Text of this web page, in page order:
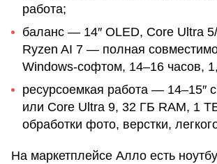
работа;
баланс — 14″ OLED, Core Ultra
Ryzen AI 7 — полная
Windows-софтом, 14–16 часов,
ресурсоемкая работа — 14–15″
или Core Ultra 9, 32 ГБ RAM, 1
обработки фото, верстки,
На маркетплейсе Алло есть